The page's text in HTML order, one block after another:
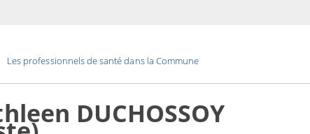
Les professionnels de santé dans la Commune
DUCHOSSOY